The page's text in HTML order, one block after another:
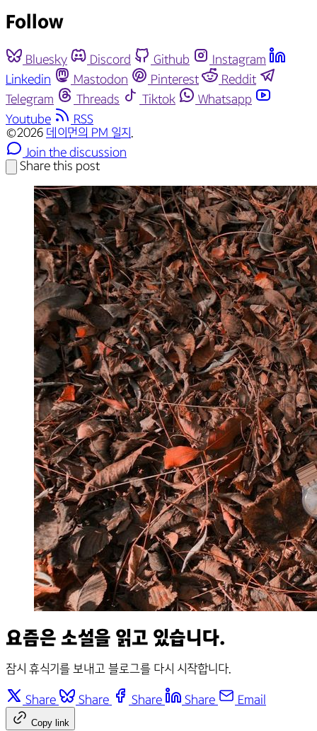
Follow
Bluesky Discord Github
Instagram
Linkedin
Mastodon Pinterest
Reddit
Telegram
Threads Tiktok
Whatsapp
Youtube
RSS
©2026 데이먼의 PM 일지 .
Join the discussion
Share this post
요즘은 소설을 읽고 있습니다.
잠시 휴식기를 보내고 블로그를 다시 시작합니다.
Share Share Share Share Email
Copy link